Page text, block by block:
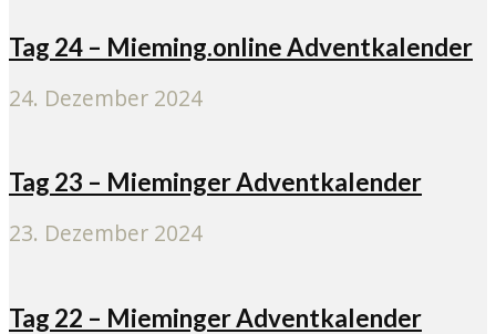
Tag 24 – Mieming.online Adventkalender
24. Dezember 2024
Tag 23 – Mieminger Adventkalender
23. Dezember 2024
Tag 22 – Mieminger Adventkalender